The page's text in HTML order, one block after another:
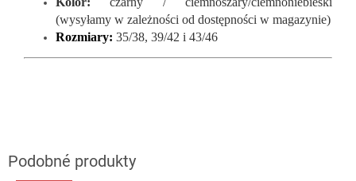
(wysyłamy w zależności od dostępności w magazynie)
Rozmiary: 35/38, 39/42 i 43/46